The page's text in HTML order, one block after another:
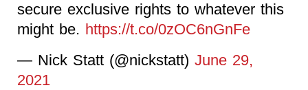
secure exclusive rights to whatever this
might be. https://t.co/0zOC6nGnFe
— Nick Statt (@nickstatt) June 29,
2021